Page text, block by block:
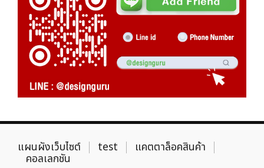
แผนผังเว็บไซต์ test แคตตาล็อคสินค้า
คอลเลกชัน